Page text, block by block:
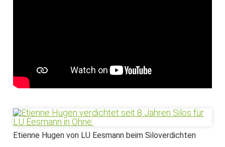
Etienne Hugen von LU Eesmann beim Siloverdichten